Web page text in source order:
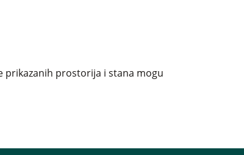
prikazanih prostorija i stana mogu